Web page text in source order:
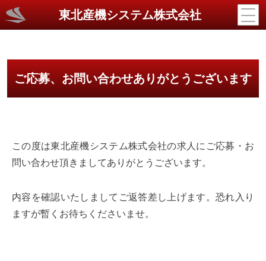
東北産機システム株式会社
ご応募、お問い合わせありがとうございます
この度は東北産機システム株式会社の求人にご応募・お
問い合わせ頂きましてありがとうございます。
内容を確認いたしましてご返答差し上げます。恐れ入り
ますが暫くお待ちくださいませ。